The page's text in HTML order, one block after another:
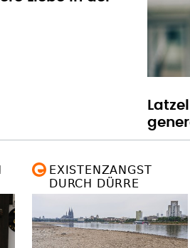
EXISTENZANGST
DURCH DÜRRE